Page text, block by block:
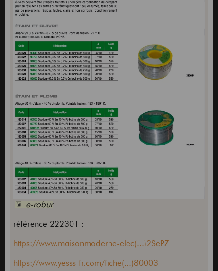
e-robur
référence 222301 :
https://www.maisonmoderne-elec(...)2SePZ
https://www.yesss-fr.com/fiche(...)80003